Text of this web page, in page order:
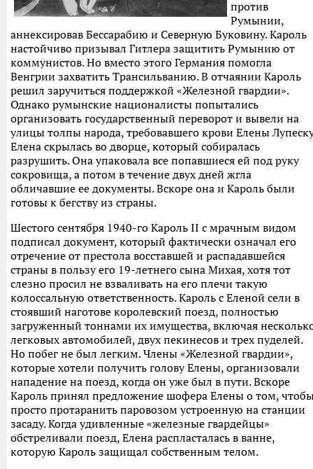
против
Румынии,
аннексировав Бессарабию и Северную Буковину. Кароль
настойчиво призывал Гитлера защитить Румынию от
коммунистов. Но вместо этого Германия помогла
Венгрии захватить Трансильванию. В отчаянии Кароль
решил заручиться поддержкой «Железной гвардии».
Однако румынские националисты попытались
организовать государственный переворот и вывели на
улицы толпы народа, требовавшего крови Елены
Елена скрылась во дворце, который собиралась
разрушить. Она упаковала все попавшиеся ей под руку
сокровища, а потом в течение двух дней жгла
обличавшие ее документы. Вскоре она и Кароль были
готовы к бегству из страны.
Шестого сентября 1940-го Кароль II с мрачным видом
подписал документ, который фактически означал его
отречение от престола восставшей и распадавшейся
страны в пользу его 19-летнего сына Михая, хотя тот
слезно просил не взваливать на его плечи такую
колоссальную ответственность. Кароль с Еленой сели в
стоявший наготове королевский поезд, полностью
загруженный тоннами их имущества, включая
легковых автомобилей, двух пекинесов и трех пуделей.
Но побег не был легким. Члены «Железной гвардии»,
которые хотели получить голову Елены, организовали
нападение на поезд, когда он уже был в пути. Вскоре
Кароль принял предложение шофера Елены о том,
просто протаранить паровозом устроенную на станции
засаду. Когда удивленные «железные гвардейцы»
обстреливали поезд, Елена распласталась в ванне,
которую Кароль защищал собственным телом.